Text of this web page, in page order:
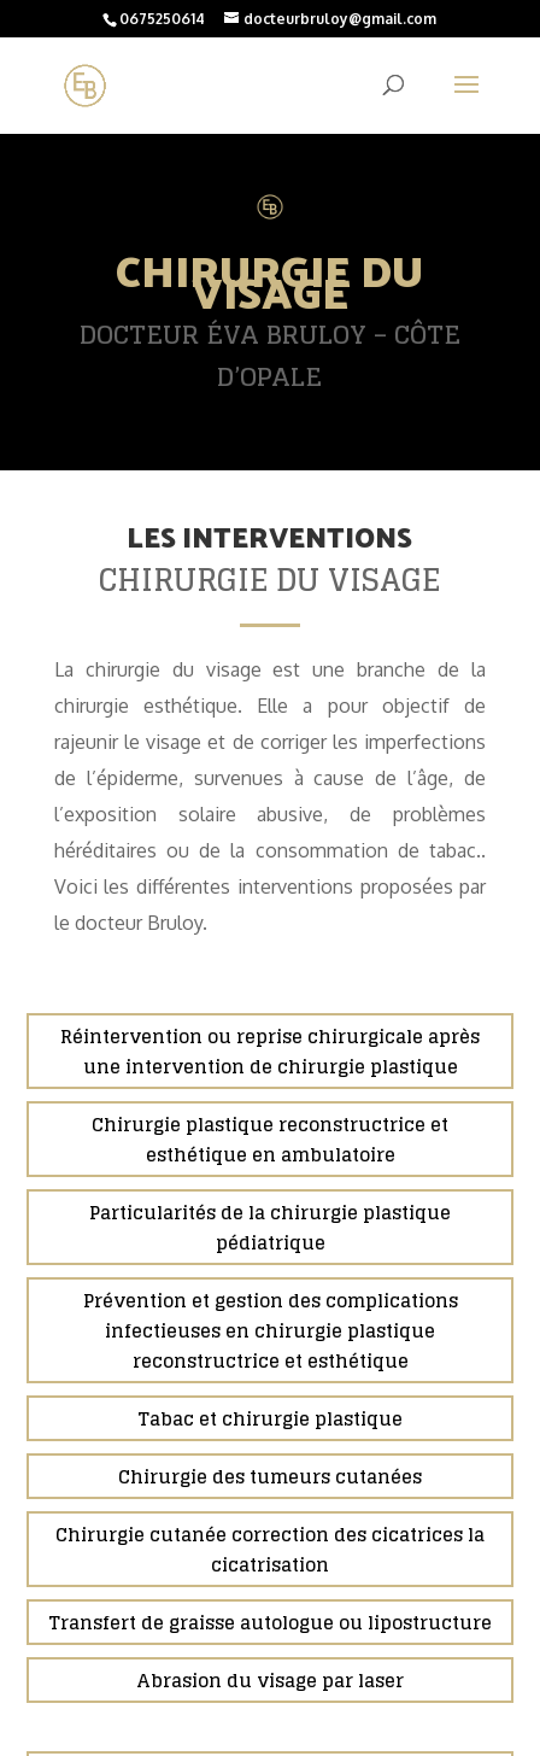
0675250614 docteurbruloy@gmail.com
CHIRURGIE DU
VISAGE
DOCTEUR ÉVA BRULOY – CÔTE
D’OPALE
LES INTERVENTIONS
CHIRURGIE DU VISAGE
La chirurgie du visage est une branche de la
chirurgie esthétique. Elle a pour objectif de
rajeunir le visage et de corriger les imperfections
de l’épiderme, survenues à cause de l’âge, de
l’exposition solaire abusive, de problèmes
héréditaires ou de la consommation de tabac..
Voici les différentes interventions proposées par
le docteur Bruloy.
Réintervention ou reprise chirurgicale après
une intervention de chirurgie plastique
Chirurgie plastique reconstructrice et
esthétique en ambulatoire
Particularités de la chirurgie plastique
pédiatrique
Prévention et gestion des complications
infectieuses en chirurgie plastique
reconstructrice et esthétique
Tabac et chirurgie plastique
Chirurgie des tumeurs cutanées
Chirurgie cutanée correction des cicatrices la
cicatrisation
Transfert de graisse autologue ou lipostructure
Abrasion du visage par laser